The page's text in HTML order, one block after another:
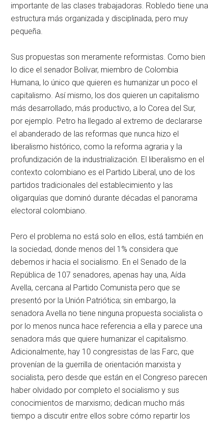
importante de las clases trabajadoras. Robledo tiene una
estructura más organizada y disciplinada, pero muy
pequeña.
Sus propuestas son meramente reformistas. Como bien
lo dice el senador Bolívar, miembro de Colombia
Humana, lo único que quieren es humanizar un poco el
capitalismo. Así mismo, los dos quieren un capitalismo
más desarrollado, más productivo, a lo Corea del Sur,
por ejemplo. Petro ha llegado al extremo de declararse
el abanderado de las reformas que nunca hizo el
liberalismo histórico, como la reforma agraria y la
profundización de la industrialización. El liberalismo en el
contexto colombiano es el Partido Liberal, uno de los
partidos tradicionales del establecimiento y las
oligarquías que dominó durante décadas el panorama
electoral colombiano.
Pero el problema no está solo en ellos, está también en
la sociedad, donde menos del 1% considera que
debemos ir hacia el socialismo. En el Senado de la
República de 107 senadores, apenas hay una, Aída
Avella, cercana al Partido Comunista pero que se
presentó por la Unión Patriótica; sin embargo, la
senadora Avella no tiene ninguna propuesta socialista o
por lo menos nunca hace referencia a ella y parece una
senadora más que quiere humanizar el capitalismo.
Adicionalmente, hay 10 congresistas de las Farc, que
provenían de la guerrilla de orientación marxista y
socialista, pero desde que están en el Congreso parecen
haber olvidado por completo el socialismo y sus
conocimientos de marxismo; dedican mucho más
tiempo a discutir entre ellos sobre cómo repartir los